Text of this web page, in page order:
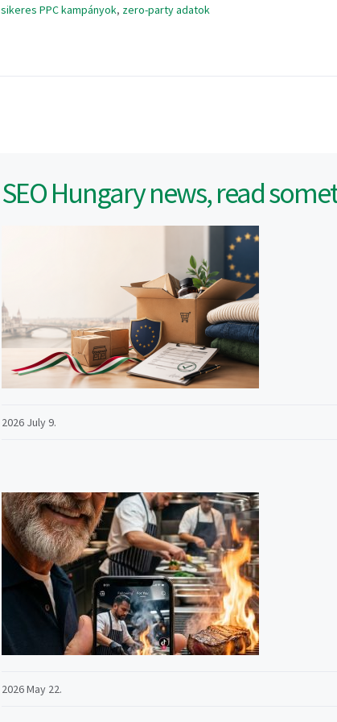
sikeres PPC kampányok, zero-party adatok
SEO Hungary news, read
2026 July 9.
2026 May 22.